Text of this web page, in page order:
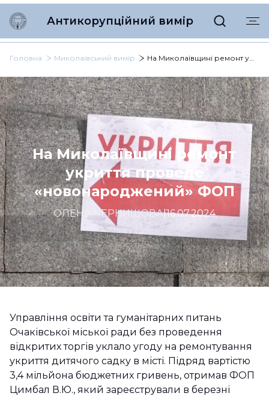
Антикорупційний вимір
Головна Миколаївський вимір На Миколаївщині ремонт укриття проведе «новонароджений» ФОП
На Миколаївщині ремонт
укриття проведе
«новонароджений» ФОП
ОЛЕНА ЧЕРНИШОВА|16.07.2024
Управління освіти та гуманітарних питань
Очаківської міської ради без проведення
відкритих торгів уклало угоду на ремонтування
укриття дитячого садку в місті. Підряд вартістю
3,4 мільйона бюджетних гривень, отримав ФОП
Цимбал В.Ю., який зареєстрували в березні